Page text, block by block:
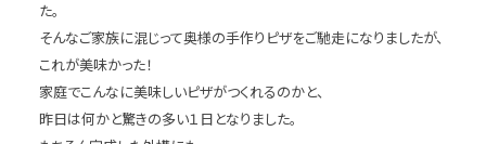
た。
そんなご家族に混じって奥様の手作りピザをご馳走になりましたが、
これが美味かった！
家庭でこんなに美味しいピザがつくれるのかと、
昨日は何かと驚きの多い１日となりました。